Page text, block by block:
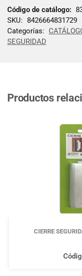
Código de catálogo:
SKU: 8426664831729
Categorías:
SEGURIDAD
Productos
CIERRE